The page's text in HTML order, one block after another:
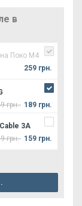
в
Поко М4
259 грн.
грн. 189 грн.
3A
грн. 159 грн.